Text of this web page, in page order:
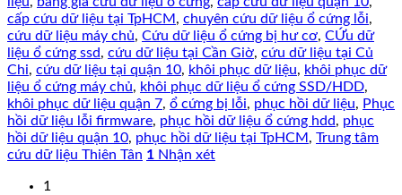
cấp cứu dữ liệu tại TpHCM , chuyên cứu dữ liệu ổ cứng lỗi,
cứu dữ liệu máy chủ, Cứu dữ liệu ổ cứng bị hư cơ, CỨu dữ
liệu ổ cứng ssd, cứu dữ liệu tại Cần Giờ, cứu dữ liệu tại Củ
Chi, cứu dữ liệu tại quận 10, khôi phục dữ liệu, khôi phục dữ
liệu ổ cứng máy chủ, khôi phục dữ liệu ổ cứng SSD/HDD,
khôi phục dữ liệu quận 7, ổ cứng bị lỗi, phục hồi dữ liệu, Phục
hồi dữ liệu lỗi firmware, phục hồi dữ liệu ổ cứng hdd, phục
hồi dữ liệu quận 10, phục hồi dữ liệu tại TpHCM , Trung tâm
cứu dữ liệu Thiên Tân 1 Nhận xét
1